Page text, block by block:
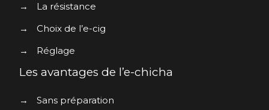
→
La résistance
→
Choix de l’e-cig
→
Réglage
Les avantages de l’e-chicha
→ Sans préparation